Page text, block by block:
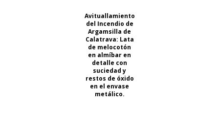
Avituallamiento
del Incendio de
Argamsilla de
Calatrava: Lata
de melocotón
en almíbar en
detalle con
suciedad y
restos de óxido
en el envase
metálico.